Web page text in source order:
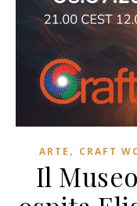
ARTE , CRAFT
Il